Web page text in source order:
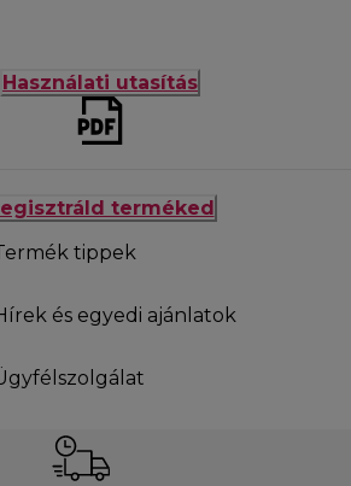
Használati utasítás
terméked
tippek
és egyedi ajánlatok